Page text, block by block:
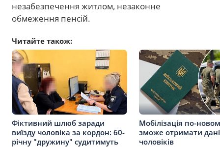
незабезпечення житлом, незаконне
обмеження пенсій.
Читайте також:
Фіктивний шлюб заради
виїзду чоловіка за кордон: 60-
річну "дружину" судитимуть
Мобілізація по-
зможе отримати
чоловіків